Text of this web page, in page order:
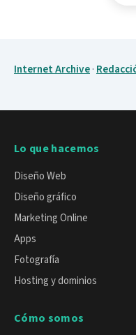
Internet Archive·
Lo que hacemos
Diseño Web
Diseño gráfico
Marketing Online
Apps
Fotografía
Hosting y dominios
Cómo somos